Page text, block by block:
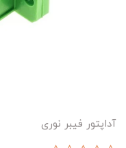
آداپتور فیبر نوری